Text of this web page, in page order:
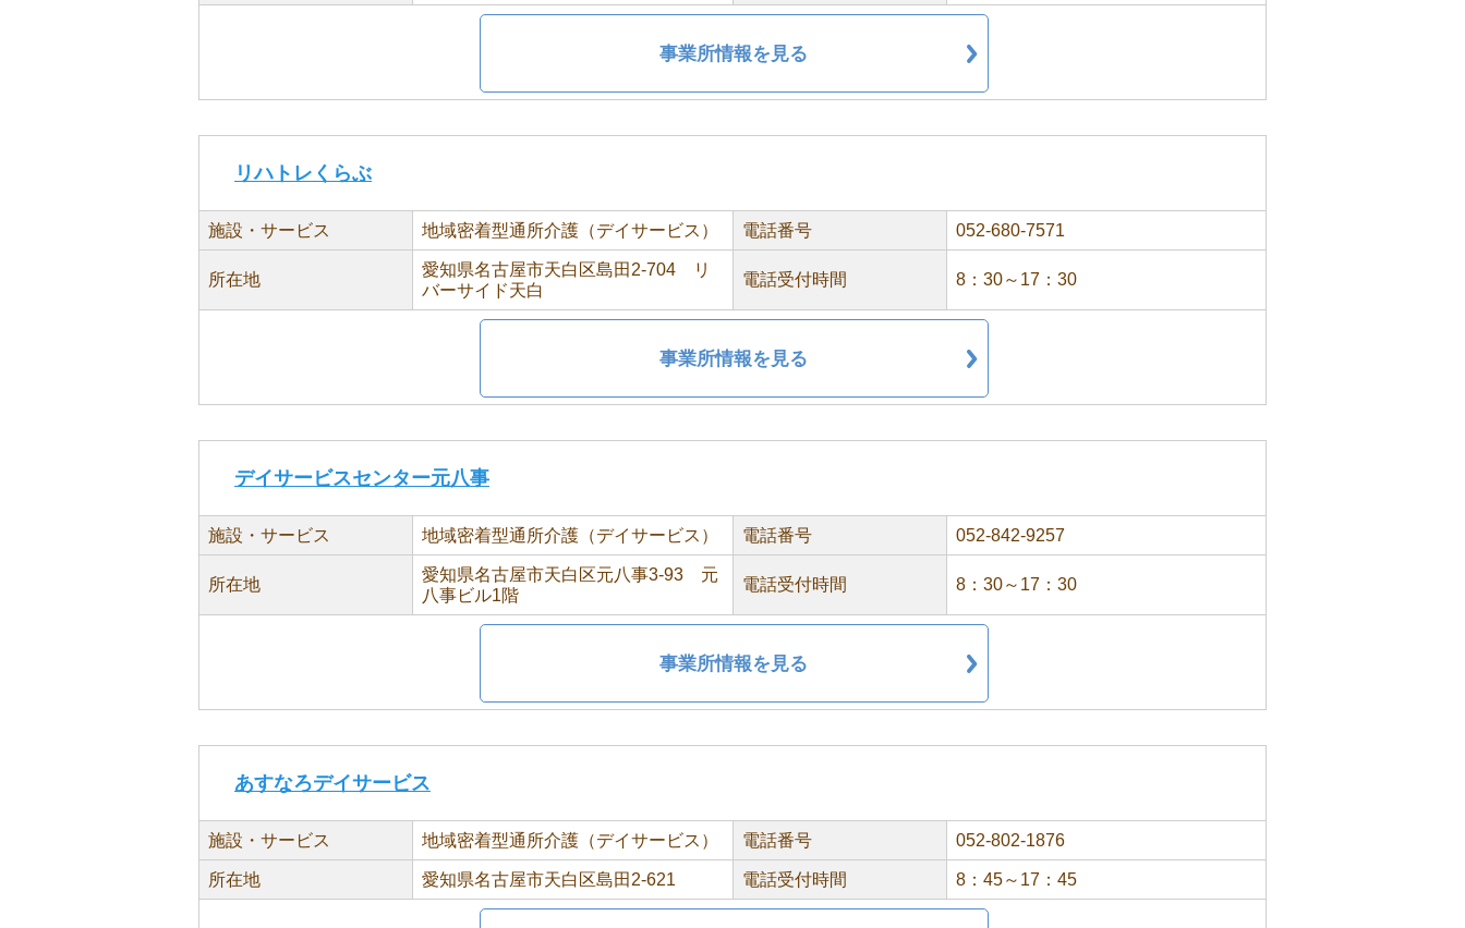
事業所情報を見る
リハトレくらぶ
施設・サービス 地域密着型通所介護（デイサービス） 電話番号 052-680-7571
所在地
愛知県名古屋市天白区島田2-704 リ
バーサイド天白
電話受付時間 8：30～17：30
事業所情報を見る
デイサービスセンター元八事
施設・サービス 地域密着型通所介護（デイサービス） 電話番号 052-842-9257
所在地
愛知県名古屋市天白区元八事3-93 元
八事ビル1階
電話受付時間 8：30～17：30
事業所情報を見る
あすなろデイサービス
施設・サービス 地域密着型通所介護（デイサービス） 電話番号 052-802-1876
所在地 愛知県名古屋市天白区島田2-621 電話受付時間 8：45～17：45